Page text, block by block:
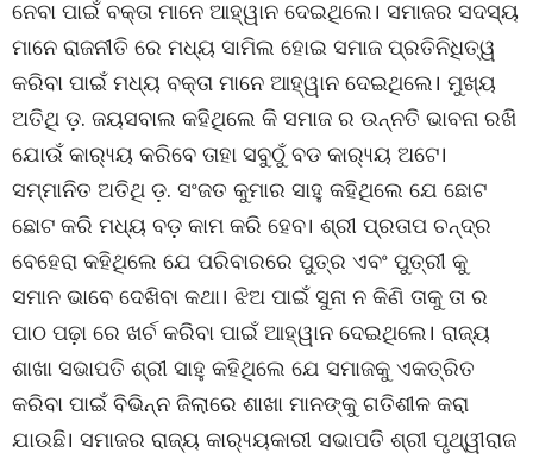
ନେବା ପାଇଁ ବକ୍ତା ମାନେ ଆହ୍ୱାନ ଦେଇଥିଲେ। ସମାଜର ସଦସ୍ୟ
ମାନେ ରାଜନୀତି ରେ ମଧ୍ୟ ସାମିଲ ହୋଇ ସମାଜ ପ୍ରତିନିଧିତ୍ୱ
କରିବା ପାଇଁ ମଧ୍ୟ ବକ୍ତା ମାନେ ଆହ୍ୱାନ ଦେଇଥିଲେ। ମୁଖ୍ୟ
ଅତିଥି ଡ଼. ଜୟସବାଲ କହିଥିଲେ କି ସମାଜ ର ଉନ୍ନତି ଭାବନା ରଖି
ଯୋଉଁ କାର‌୍ୟ୍ୟ କରିବେ ତାହା ସବୁଠୁଁ ବଡ କାର‌୍ୟ୍ୟ ଅଟେ।
ସମ୍ମାନିତ ଅତିଥି ଡ଼. ସଂଜତ କୁମାର ସାହୁ କହିଥିଲେ ଯେ ଛୋଟ
ଛୋଟ କରି ମଧ୍ୟ ବଡ଼ କାମ କରି ହେବ। ଶ୍ରୀ ପ୍ରତାପ ଚନ୍ଦ୍ର
ବେହେରା କହିଥିଲେ ଯେ ପରିବାରରେ ପୁତ୍ର ଏବଂ ପୁତ୍ରୀ କୁ
ସମାନ ଭାବେ ଦେଖିବା କଥା। ଝିଅ ପାଇଁ ସୁନା ନ କିଣି ତାକୁ ତା ର
ପାଠ ପଢ଼ା ରେ ଖର୍ଚ କରିବା ପାଇଁ ଆହ୍ୱାନ ଦେଇଥିଲେ। ରାଜ୍ୟ
ଶାଖା ସଭାପତି ଶ୍ରୀ ସାହୁ କହିଥିଲେ ଯେ ସମାଜକୁ ଏକତ୍ରିତ
କରିବା ପାଇଁ ବିଭିନ୍ନ ଜିଲାରେ ଶାଖା ମାନଙ୍କୁ ଗତିଶୀଳ କରା
ଯାଉଛି। ସମାଜର ରାଜ୍ୟ କାର‌୍ୟ୍ୟକାରୀ ସଭାପତି ଶ୍ରୀ ପୃଥ୍ୱୀରାଜ